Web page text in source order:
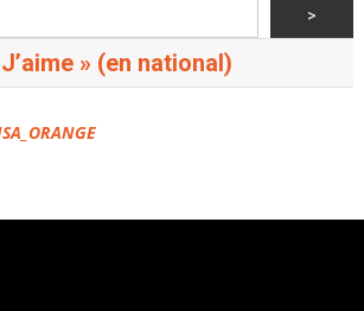
>
» (en national)